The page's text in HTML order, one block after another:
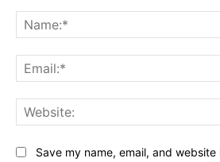
Save my name, email, and